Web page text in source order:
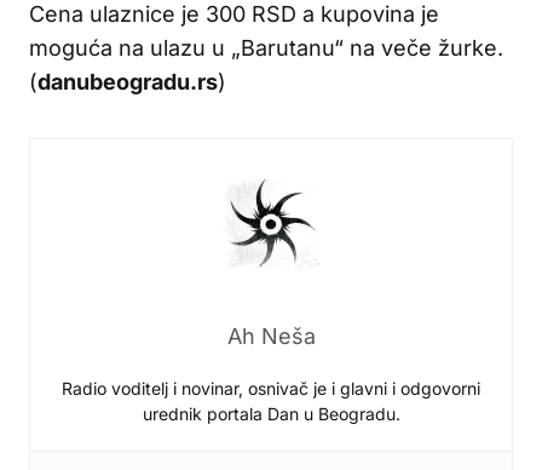
Cena ulaznice je 300 RSD a kupovina je
moguća na ulazu u „Barutanu“ na veče žurke.
(danubeogradu.rs)
Ah Neša
Radio voditelj i novinar, osnivač je i glavni i odgovorni
urednik portala Dan u Beogradu.